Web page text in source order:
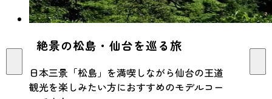
絶景の松島・仙台を巡る旅
日本三景「松島」を満喫しながら仙台の王道
観光を楽しみたい方におすすめのモデルコー